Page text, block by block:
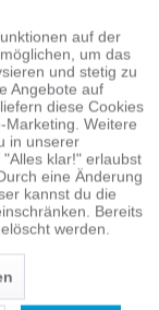
mehr
Aktiv
Inaktiv
Inaktiv
Inaktiv
auf der
um das
und stetig zu
Angebote auf
diese Cookies
Marketing. Weitere
in unserer
klar!" erlaubst
eine Änderung
kannst du die
Bereits
werden.